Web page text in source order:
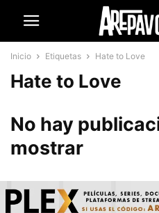
Inicio Etiquetas Hate to Love
Hate to Love
No hay
mostrar